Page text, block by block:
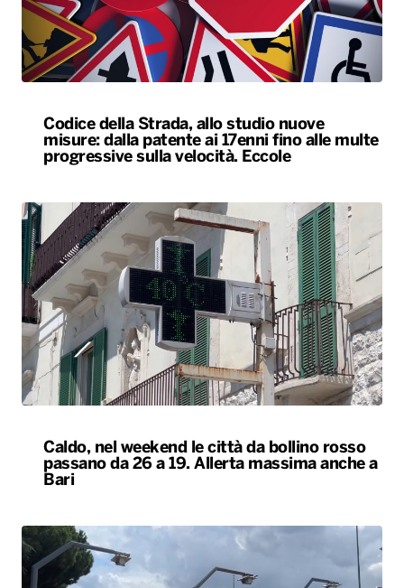
Codice della Strada, allo studio nuove
misure: dalla patente ai 17enni fino alle multe
progressive sulla velocità. Eccole
Caldo, nel weekend le città da bollino rosso
passano da 26 a 19. Allerta massima anche a
Bari